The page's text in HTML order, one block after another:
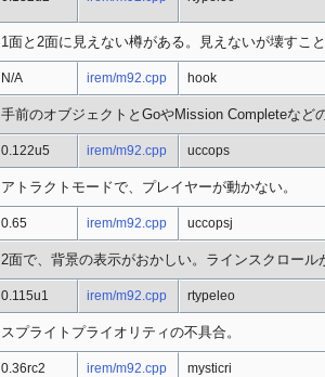
1面と2面に見えない樽がある。見えないが壊すこと
N/A irem/m92.cpp hook
手前のオブジェクトとGoやMission Completeなど
0.122u5 irem/m92.cpp uccops
アトラクトモードで、プレイヤーが動かない。
0.65 irem/m92.cpp uccopsj
2面で、背景の表示がおかしい。ラインスクロール
0.115u1 irem/m92.cpp rtypeleo
スプライトプライオリティの不具合。
0.36rc2 irem/m92.cpp mysticri